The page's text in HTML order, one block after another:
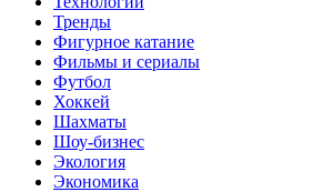
Тренды
Фигурное катание
Фильмы и сериалы
Футбол
Хоккей
Шахматы
Шоу-бизнес
Экология
Экономика